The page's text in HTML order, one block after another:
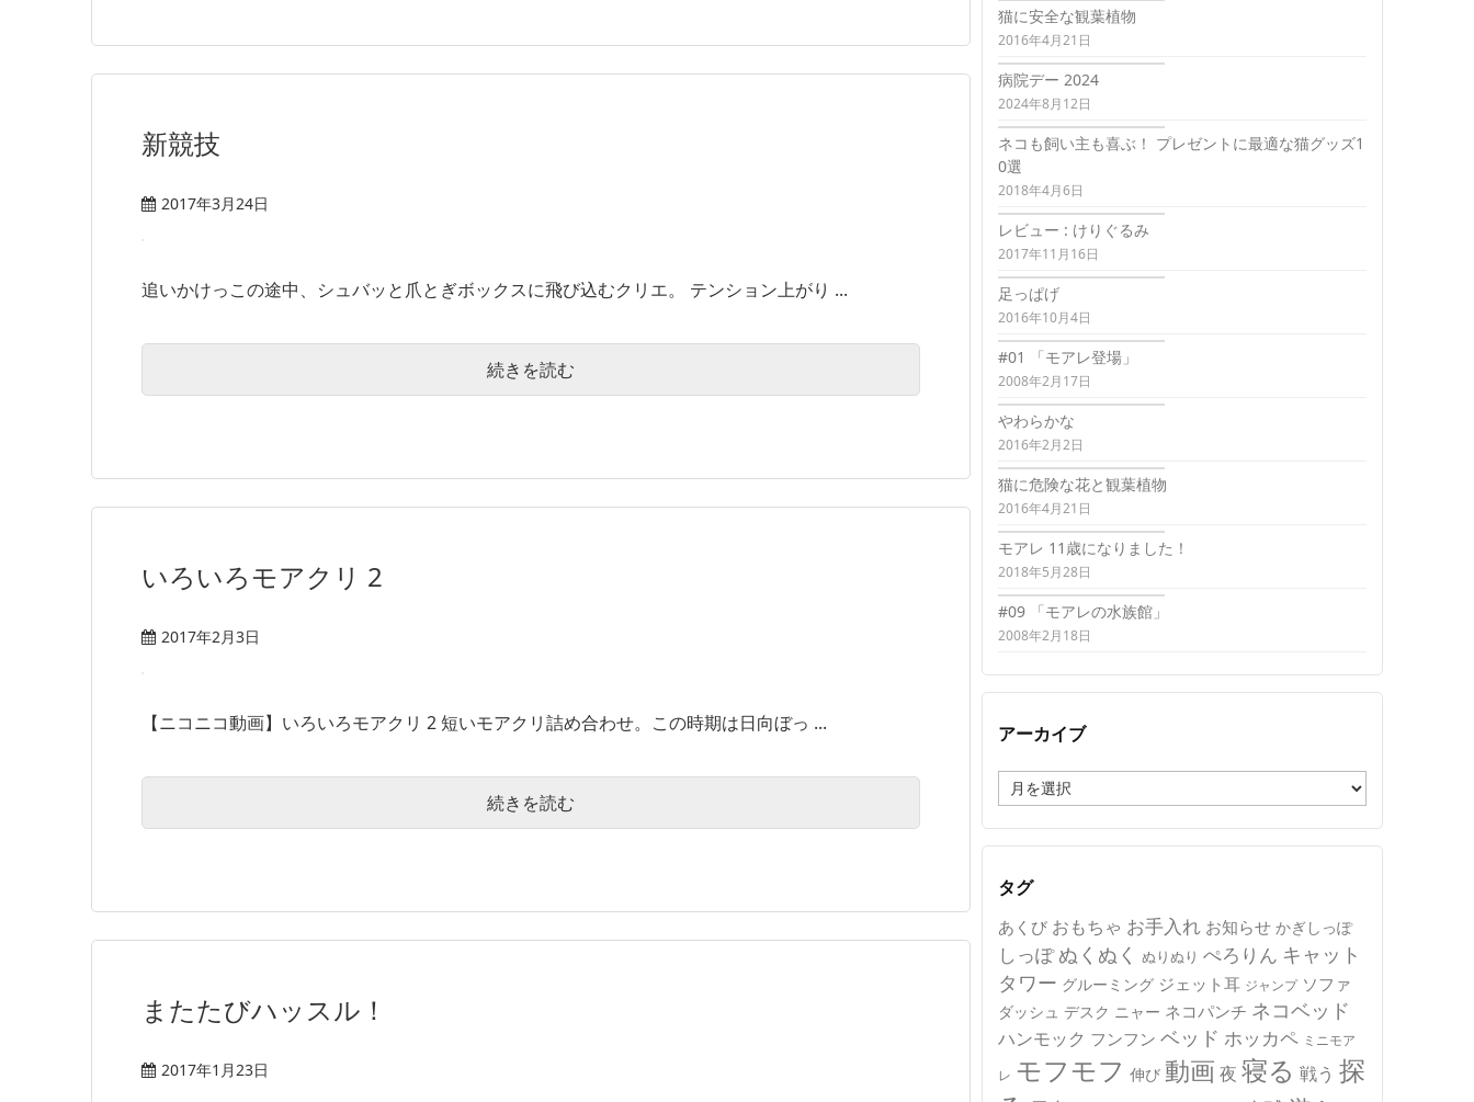
新競技
2017年3月24日
追いかけっこの途中、シュバッと爪とぎボックスに飛び込むクリエ。 テンション上がり ...
続きを読む
いろいろモアクリ 2
2017年2月3日
【ニコニコ動画】いろいろモアクリ 2 短いモアクリ詰め合わせ。この時期は日向ぼっ ...
続きを読む
またたびハッスル！
2017年1月23日
猫に安全な観葉植物
2016年4月21日
病院デー 2024
2024年8月12日
ネコも飼い主も喜ぶ！ プレゼントに最適な猫グッズ1
0選
2018年4月6日
レビュー : けりぐるみ
2017年11月16日
足っぱげ
2016年10月4日
#01 「モアレ登場」
2008年2月17日
やわらかな
2016年2月2日
猫に危険な花と観葉植物
2016年4月21日
モアレ 11歳になりました！
2018年5月28日
#09 「モアレの水族館」
2008年2月18日
アーカイブ
ー
カ
イ
タグ
あくび おもちゃ お手入れ お知らせ かぎしっぽ
しっぽ ぬくぬく ぬりぬり ぺろりん キャット
タワー グルーミング ジェット耳 ジャンプ ソファ
ダッシュ デスク ニャー ネコパンチ ネコベッド
ハンモック フンフン ベッド ホッカペ ミニモア
レ モフモフ 伸び 動画 夜 寝る 戦う 探